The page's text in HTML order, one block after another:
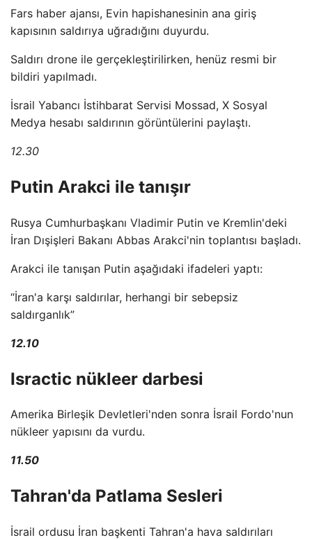
Fars haber ajansı, Evin hapishanesinin ana giriş
kapısının saldırıya uğradığını duyurdu.
Saldırı drone ile gerçekleştirilirken, henüz resmi bir
bildiri yapılmadı.
İsrail Yabancı İstihbarat Servisi Mossad, X Sosyal
Medya hesabı saldırının görüntülerini paylaştı.
12.30
Putin Arakci ile tanışır
Rusya Cumhurbaşkanı Vladimir Putin ve Kremlin'deki
İran Dışişleri Bakanı Abbas Arakci'nin toplantısı başladı.
Arakci ile tanışan Putin aşağıdaki ifadeleri yaptı:
“İran'a karşı saldırılar, herhangi bir sebepsiz
saldırganlık”
12.10
Isractic nükleer darbesi
Amerika Birleşik Devletleri'nden sonra İsrail Fordo'nun
nükleer yapısını da vurdu.
11.50
Tahran'da Patlama Sesleri
İsrail ordusu İran başkenti Tahran'a hava saldırıları